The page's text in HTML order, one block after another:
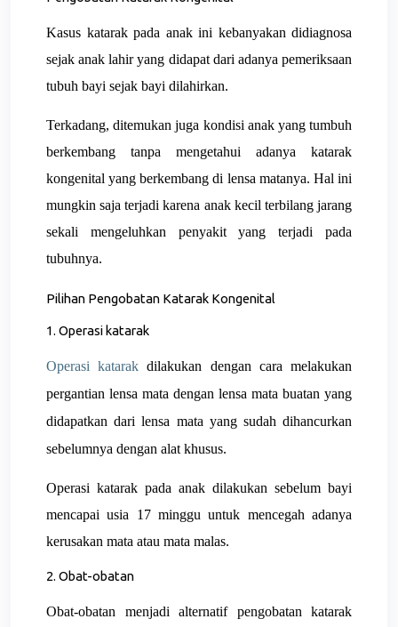
Kasus katarak pada anak ini kebanyakan didiagnosa
sejak anak lahir yang didapat dari adanya pemeriksaan
tubuh bayi sejak bayi dilahirkan.
Terkadang, ditemukan juga kondisi anak yang tumbuh
berkembang tanpa mengetahui adanya katarak
kongenital yang berkembang di lensa matanya. Hal ini
mungkin saja terjadi karena anak kecil terbilang jarang
sekali mengeluhkan penyakit yang terjadi pada
tubuhnya.
Pilihan Pengobatan Katarak Kongenital
1. Operasi katarak
Operasi katarak dilakukan dengan cara melakukan
pergantian lensa mata dengan lensa mata buatan yang
didapatkan dari lensa mata yang sudah dihancurkan
sebelumnya dengan alat khusus.
Operasi katarak pada anak dilakukan sebelum bayi
mencapai usia 17 minggu untuk mencegah adanya
kerusakan mata atau mata malas.
2. Obat-obatan
Obat-obatan menjadi alternatif pengobatan katarak